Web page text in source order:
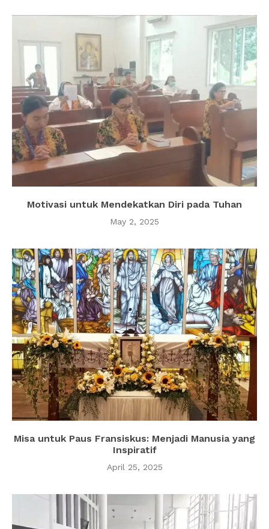
Motivasi untuk Mendekatkan Diri pada Tuhan
May 2, 2025
Misa untuk Paus Fransiskus: Menjadi Manusia yang
Inspiratif
April 25, 2025